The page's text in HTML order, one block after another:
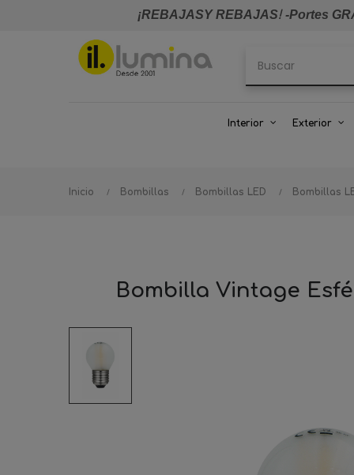
¡REBAJASY REBAJAS!-Portes
Interior Exterior
Inicio Bombillas Bombillas LED Bombillas
Bombilla Vintage